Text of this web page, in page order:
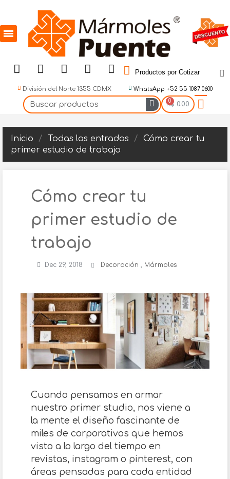
Productos por Cotizar
División del Norte 1355 CDMX WhatsApp +52 55 1087 0600
$ 0.00
Inicio Todas las entradas
Cómo crear tu
primer estudio de trabajo
Cómo crear tu
primer estudio de
trabajo
Dec 29, 2018 Decoración , Mármoles
Cuando pensamos en armar
nuestro primer studio, nos viene a
la mente el diseño fascinante de
miles de corporativos que hemos
visto a lo largo del tiempo en
revistas, instagram o pinterest, con
áreas pensadas para cada entidad